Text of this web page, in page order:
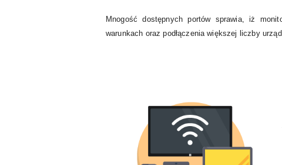
Mnogość dostępnych portów sprawia, iż
warunkach oraz podłączenia większej liczby